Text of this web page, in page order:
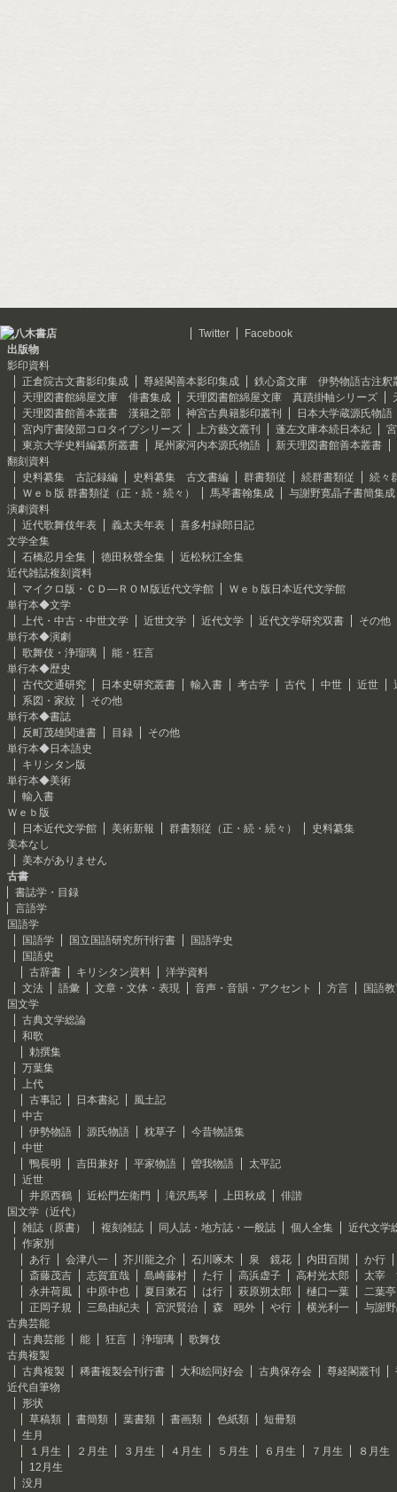
Twitter
Facebook
出版物
影印資料
正倉院古文書影印集成
尊経閣善本影印集成
鉄心斎文庫 伊勢物語古注釈
天理図書館綿屋文庫 俳書集成
天理図書館綿屋文庫 真蹟掛軸シリーズ
天理図書館善本叢書 漢籍之部
神宮古典籍影印叢刊
日本大学蔵源氏物語
宮内庁書陵部コロタイプシリーズ
上方藝文叢刊 蓬左文庫本続日本紀
東京大学史料編纂所叢書
尾州家河内本源氏物語
新天理図書館善本叢書
翻刻資料
史料纂集 古記録編
史料纂集 古文書編 群書類従 続群書類従
続々
Ｗｅｂ版 群書類従（正・続・続々）
馬琴書翰集成
与謝野寛晶子書簡集成
演劇資料
近代歌舞伎年表
義太夫年表
喜多村緑郎日記
文学全集
石橋忍月全集
徳田秋聲全集
近松秋江全集
近代雑誌複刻資料
マイクロ版・ＣＤ―ＲＯＭ版近代文学館
Ｗｅｂ版日本近代文学館
単行本◆文学
上代・中古・中世文学
近世文学 近代文学 近代文学研究双書
その他
単行本◆演劇
歌舞伎・浄瑠璃
能・狂言
単行本◆歴史
古代交通研究
日本史研究叢書 輸入書 考古学 古代 中世 近世
系図・家紋
その他
単行本◆書誌
反町茂雄関連書
目録
その他
単行本◆日本語史
キリシタン版
単行本◆美術
輸入書
Ｗｅｂ版
日本近代文学館
美術新報 群書類従（正・続・続々）
史料纂集
美本なし
美本がありません
古書
書誌学・目録
言語学
国語学
国語学
国立国語研究所刊行書
国語学史
国語史
古辞書
キリシタン資料
洋学資料
文法
語彙 文章・文体・表現 音声・音韻・アクセント 方言
国語
国文学
古典文学総論
和歌
勅撰集
万葉集
上代
古事記
日本書紀
風土記
中古
伊勢物語
源氏物語 枕草子
今昔物語集
中世
鴨長明
吉田兼好 平家物語 曽我物語
太平記
近世
井原西鶴
近松門左衛門 滝沢馬琴 上田秋成
俳諧
国文学（近代）
雑誌（原書）
複刻雑誌 同人誌・地方誌・一般誌 個人全集
近代文学
作家別
あ行
会津八一 芥川龍之介 石川啄木 泉 鏡花 内田百閒
か行
斎藤茂吉
志賀直哉 島崎藤村 た行 高浜虚子 高村光太郎
太宰
永井荷風
中原中也 夏目漱石 は行 萩原朔太郎 樋口一葉
二葉
正岡子規
三島由紀夫 宮沢賢治 森 鴎外 や行 横光利一
与謝
古典芸能
古典芸能
能 狂言 浄瑠璃
歌舞伎
古典複製
古典複製
稀書複製会刊行書 大和絵同好会 古典保存会 尊経閣叢刊
近代自筆物
形状
草稿類
書簡類 葉書類 書画類 色紙類
短冊類
生月
１月生
２月生 ３月生 ４月生 ５月生 ６月生 ７月生
８月生
12月生
没月